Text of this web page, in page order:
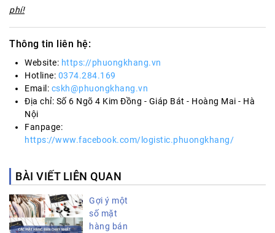
phí!
Thông tin liên hệ:
Website: https://phuongkhang.vn
Hotline: 0374.284.169
Email: cskh@phuongkhang.vn
Địa chỉ: Số 6 Ngõ 4 Kim Đồng - Giáp Bát - Hoàng Mai - Hà
Nội
Fanpage:
https://www.facebook.com/logistic.phuongkhang/
BÀI VIẾT LIÊN QUAN
Gợi ý một
số mặt
hàng bán